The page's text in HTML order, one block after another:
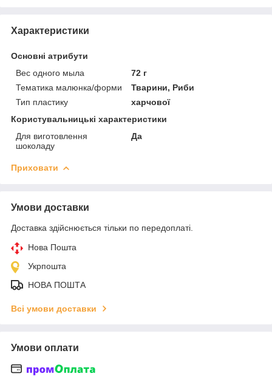
Характеристики
Основні атрибути
Вес одного мыла
72 г
Тематика малюнка/форми
Тварини, Риби
Тип пластику
харчової
Користувальницькі характеристики
Для виготовлення
шоколаду
Да
Приховати
Умови доставки
Доставка здійснюється тільки по передоплаті.
Нова Пошта
Укрпошта
НОВА ПОШТА
Всі умови доставки
Умови оплати